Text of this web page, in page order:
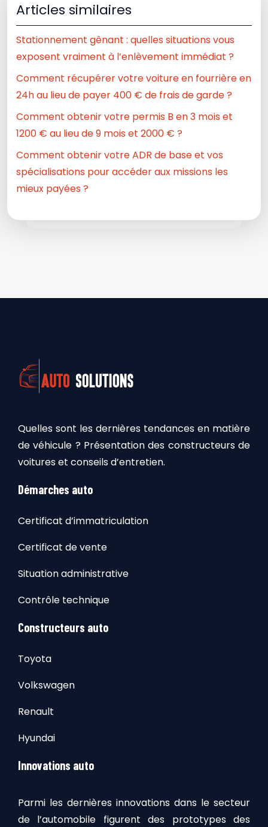
Articles similaires
Stationnement gênant : quelles situations vous
exposent vraiment à l’enlèvement immédiat ?
Comment récupérer votre voiture en fourrière en
24h au lieu de payer 400 € de frais de garde ?
Comment obtenir votre permis B en 3 mois et
1200 € au lieu de 9 mois et 2000 € ?
Comment obtenir votre ADR de base et vos
spécialisations pour accéder aux missions les
mieux payées ?
Quelles sont les dernières tendances en matière
de véhicule ? Présentation des constructeurs de
voitures et conseils d’entretien.
Démarches auto
Certificat d’immatriculation
Certificat de vente
Situation administrative
Contrôle technique
Constructeurs auto
Toyota
Volkswagen
Renault
Hyundai
Innovations auto
Parmi les dernières innovations dans le secteur
de l’automobile figurent des prototypes des